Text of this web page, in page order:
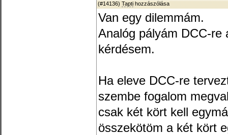
(#14136) Tapti hozzászólása
Van egy dilemmám.
Analóg pályám DCC-re
kérdésem.
Ha eleve DCC-re
szembe fogalom
csak két kört kell
összekötöm a két kört